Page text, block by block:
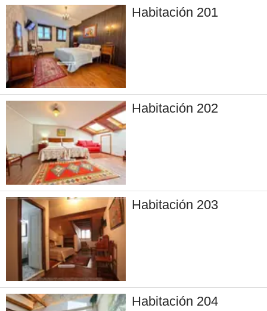
Habitación 201
Habitación 202
Habitación 203
Habitación 204